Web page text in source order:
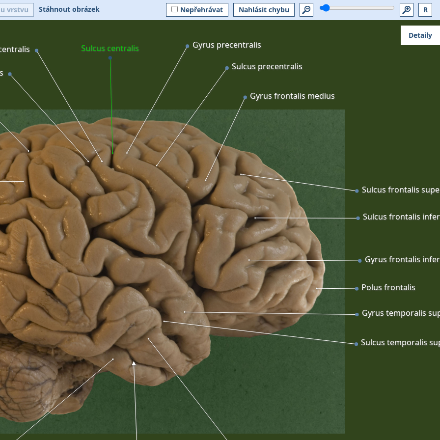
vrstvu Stáhnout obrázek R
Nahlásit chybu
Nepřehrávat
Sulcus temporalis
Gyrus temporalis
Sulcus centralis Gyrus precentralis
Sulcus precentralis
Gyrus frontalis
Sulcus frontalis
Gyrus frontalis medius
Sulcus frontalis
Polus frontalis
Detaily